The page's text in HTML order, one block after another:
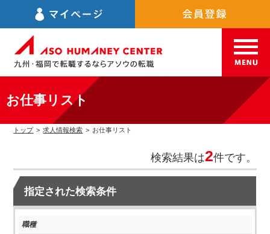
お仕事リスト
トップ > 求人情報検索 > お仕事リスト
検索結果は2件です。
指定された検索条件
職種